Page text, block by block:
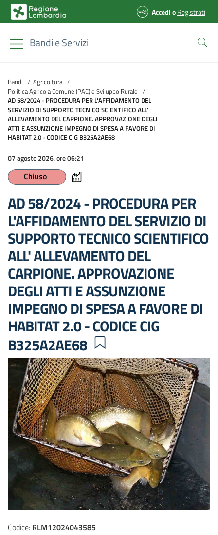
AccedioRegistrati
Bandi e Servizi
Bandi / Agricoltura /
Politica Agricola Comune (PAC) e Sviluppo Rurale /
AD 58/2024 - PROCEDURA PER L'AFFIDAMENTO DEL
SERVIZIO DI SUPPORTO TECNICO SCIENTIFICO ALL'
ALLEVAMENTO DEL CARPIONE. APPROVAZIONE DEGLI
ATTI E ASSUNZIONE IMPEGNO DI SPESA A FAVORE DI
HABITAT 2.0 - CODICE CIG B325A2AE68
07 agosto 2026, ore 06:21
Chiuso
AD 58/2024 - PROCEDURA PER
L'AFFIDAMENTO DEL SERVIZIO DI
SUPPORTO TECNICO SCIENTIFICO
ALL' ALLEVAMENTO DEL
CARPIONE. APPROVAZIONE
DEGLI ATTI E ASSUNZIONE
IMPEGNO DI SPESA A FAVORE DI
HABITAT 2.0 - CODICE CIG
B325A2AE68
Codice: RLM12024043585